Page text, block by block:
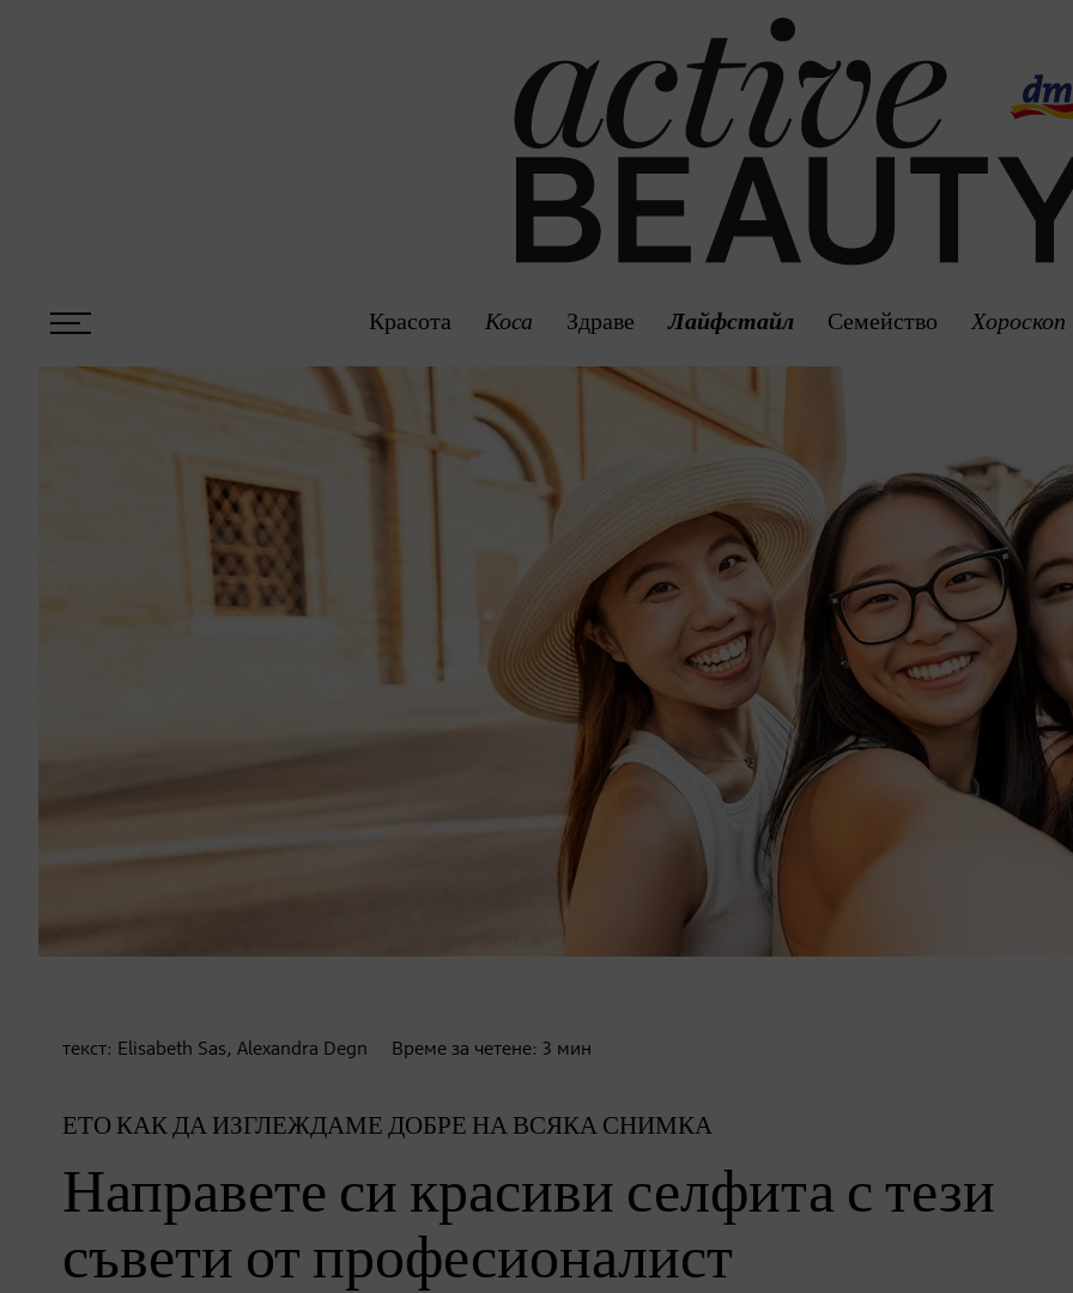
Красота Коса Здраве Лайфстайл Семейство Хороскоп
текст: Elisabeth Sas, Alexandra Degn Време за четене: 3 мин
ЕТО КАК ДА ИЗГЛЕЖДАМЕ ДОБРЕ НА ВСЯКА СНИМКА
Направете си красиви селфита с тези
съвети от професионалист